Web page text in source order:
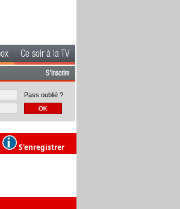
Ce soir à la TV
S'inscrire
Pass oublié ?
S'enregistrer